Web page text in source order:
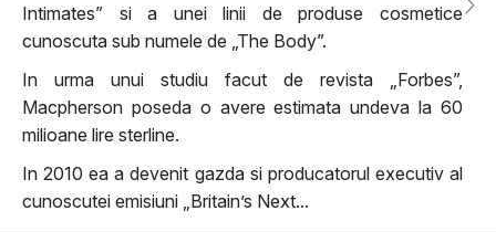
Intimates” si a unei linii de produse cosmetice
cunoscuta sub numele de „The Body”.
In urma unui studiu facut de revista „Forbes”,
Macpherson poseda o avere estimata undeva la 60
milioane lire sterline.
In 2010 ea a devenit gazda si producatorul executiv al
cunoscutei emisiuni „Britain’s Next...